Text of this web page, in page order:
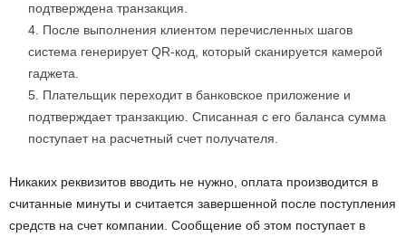
подтверждена транзакция.
После выполнения клиентом перечисленных шагов
система генерирует QR-код, который сканируется камерой
гаджета.
Плательщик переходит в банковское приложение и
подтверждает транзакцию. Списанная с его баланса сумма
поступает на расчетный счет получателя.
Никаких реквизитов вводить не нужно, оплата производится в
считанные минуты и считается завершенной после поступления
средств на счет компании. Сообщение об этом поступает в